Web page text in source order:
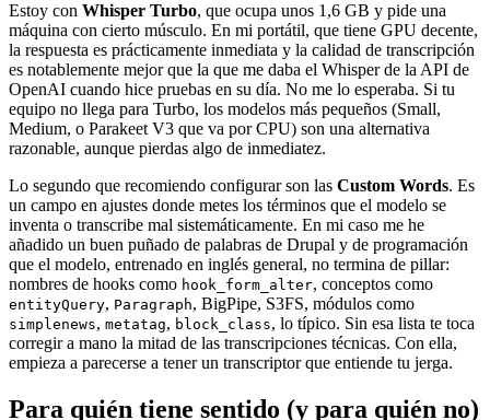
Estoy con Whisper Turbo, que ocupa unos 1,6 GB y pide una
máquina con cierto músculo. En mi portátil, que tiene GPU decente,
la respuesta es prácticamente inmediata y la calidad de transcripción
es notablemente mejor que la que me daba el Whisper de la API de
OpenAI cuando hice pruebas en su día. No me lo esperaba. Si tu
equipo no llega para Turbo, los modelos más pequeños (Small,
Medium, o Parakeet V3 que va por CPU) son una alternativa
razonable, aunque pierdas algo de inmediatez.
Lo segundo que recomiendo configurar son las Custom Words. Es
un campo en ajustes donde metes los términos que el modelo se
inventa o transcribe mal sistemáticamente. En mi caso me he
añadido un buen puñado de palabras de Drupal y de programación
que el modelo, entrenado en inglés general, no termina de pillar:
nombres de hooks como hook_form_alter, conceptos como
entityQuery, Paragraph, BigPipe, S3FS, módulos como
simplenews, metatag, block_class, lo típico. Sin esa lista te toca
corregir a mano la mitad de las transcripciones técnicas. Con ella,
empieza a parecerse a tener un transcriptor que entiende tu jerga.
Para quién tiene sentido (y para quién no)